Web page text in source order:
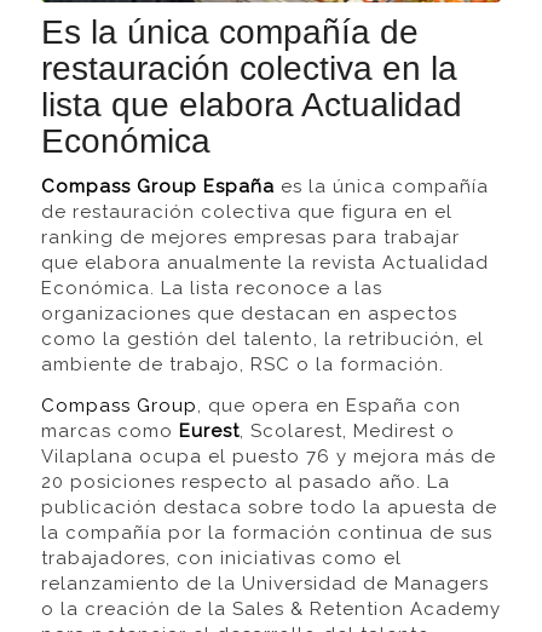
Es la única compañía de
restauración colectiva en la
lista que elabora Actualidad
Económica
Compass Group España es la única compañía
de restauración colectiva que figura en el
ranking de mejores empresas para trabajar
que elabora anualmente la revista Actualidad
Económica. La lista reconoce a las
organizaciones que destacan en aspectos
como la gestión del talento, la retribución, el
ambiente de trabajo, RSC o la formación.
Compass Group, que opera en España con
marcas como Eurest, Scolarest, Medirest o
Vilaplana ocupa el puesto 76 y mejora más de
20 posiciones respecto al pasado año. La
publicación destaca sobre todo la apuesta de
la compañía por la formación continua de sus
trabajadores, con iniciativas como el
relanzamiento de la Universidad de Managers
o la creación de la Sales & Retention Academy